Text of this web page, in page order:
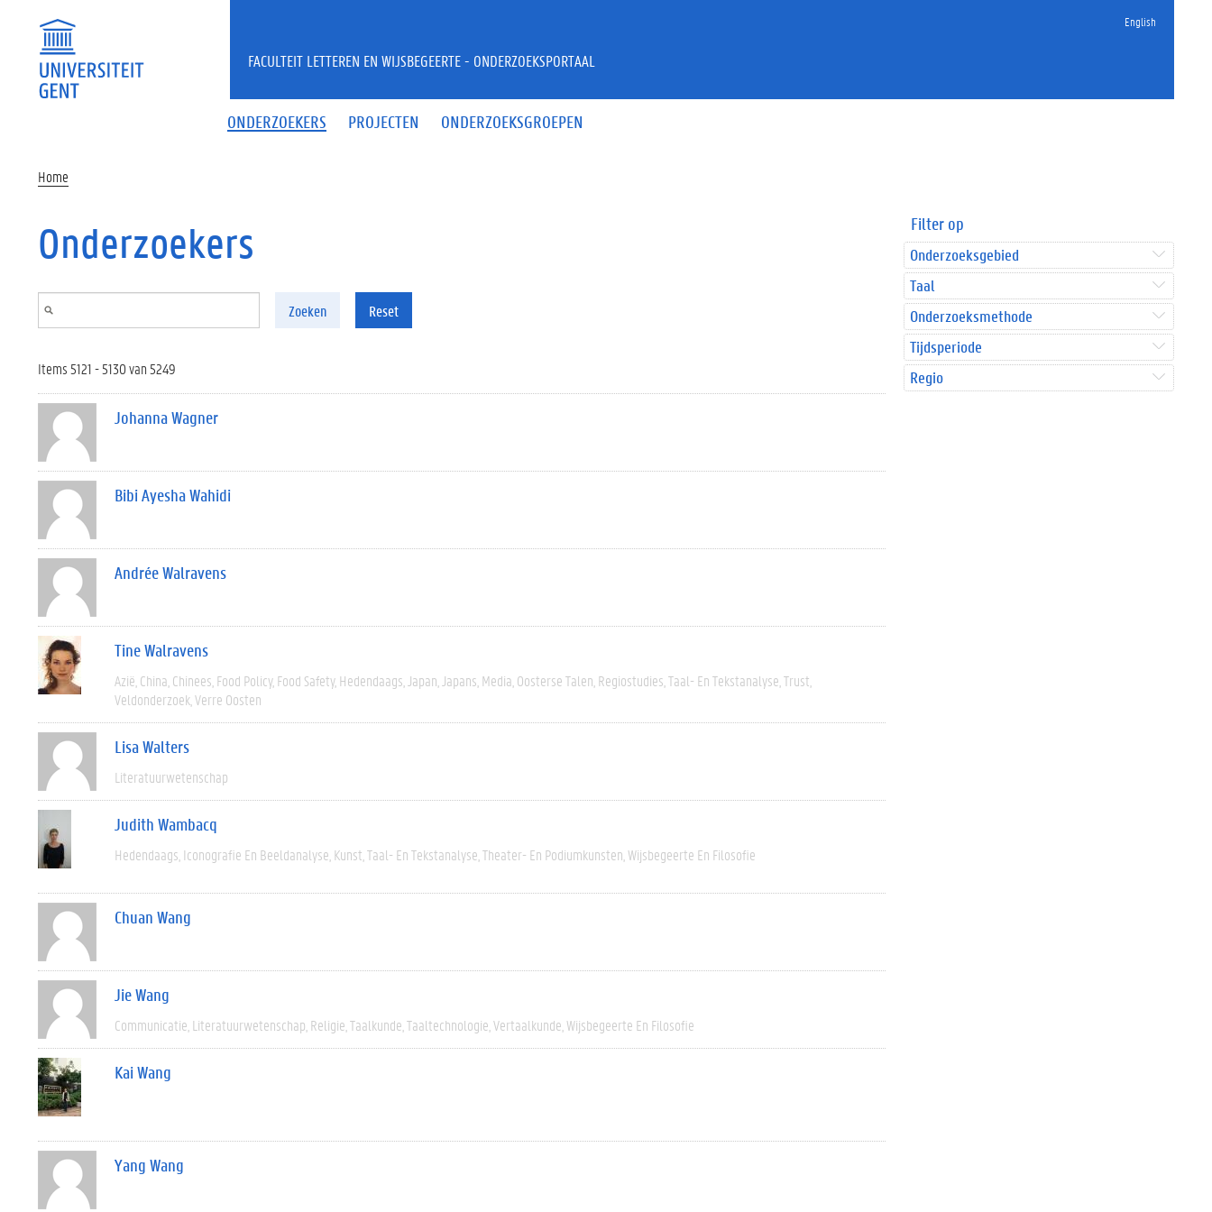
English
ONDERZOEKERS PROJECTEN ONDERZOEKSGROEPEN
FACULTEIT LETTEREN EN WIJSBEGEERTE - ONDERZOEKSPORTAAL
Home
Onderzoekers
Zoeken Reset
Items 5121 - 5130 van 5249
Johanna Wagner
Bibi Ayesha Wahidi
Andrée Walravens
Tine Walravens
Azië China Chinees Food Policy Food Safety Hedendaags Japan Japans Media Oosterse Talen Regiostudies Taal- En Tekstanalyse Trust
Veldonderzoek Verre Oosten
Lisa Walters
Literatuurwetenschap
Judith Wambacq
Hedendaags Iconografie En Beeldanalyse Kunst Taal- En Tekstanalyse Theater- En Podiumkunsten Wijsbegeerte En Filosofie
Chuan Wang
Jie Wang
Communicatie Literatuurwetenschap Religie Taalkunde Taaltechnologie Vertaalkunde Wijsbegeerte En Filosofie
Kai Wang
Yang Wang
Filter op
Onderzoeksgebied
Taal
Onderzoeksmethode
Tijdsperiode
Regio